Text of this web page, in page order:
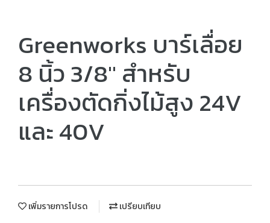
Greenworks บาร์เลื่อย
8 นิ้ว 3/8″ สำหรับ
เครื่องตัดกิ่งไม้สูง 24V
และ 40V
เพิ่มรายการโปรด เปรียบเทียบ